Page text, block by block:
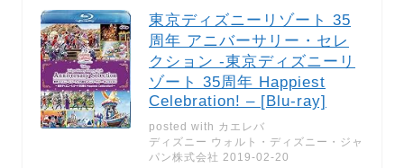
東京ディズニーリゾート 35
周年 アニバーサリー・セレ
クション -東京ディズニーリ
ゾート 35周年 Happiest
Celebration! – [Blu-ray]
posted with カエレバ
ディズニー ウォルト・ディズニー・ジャ
パン株式会社 2019-02-20